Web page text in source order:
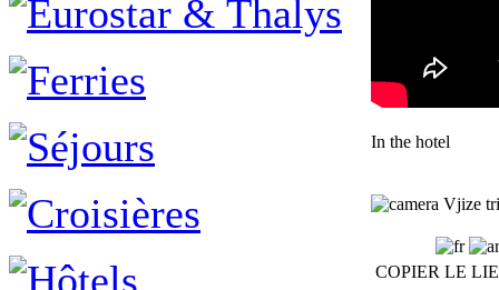
In the hotel
Vjize
COPIER LE